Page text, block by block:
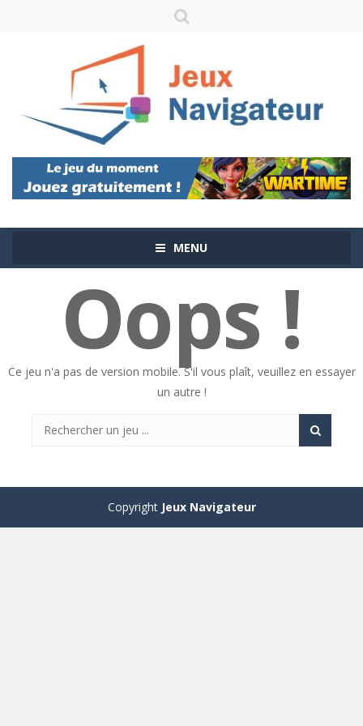
MENU
Oops !
Ce jeu n'a pas de version mobile. S'il vous plaît, veuillez en essayer
un autre !
Copyright Jeux Navigateur